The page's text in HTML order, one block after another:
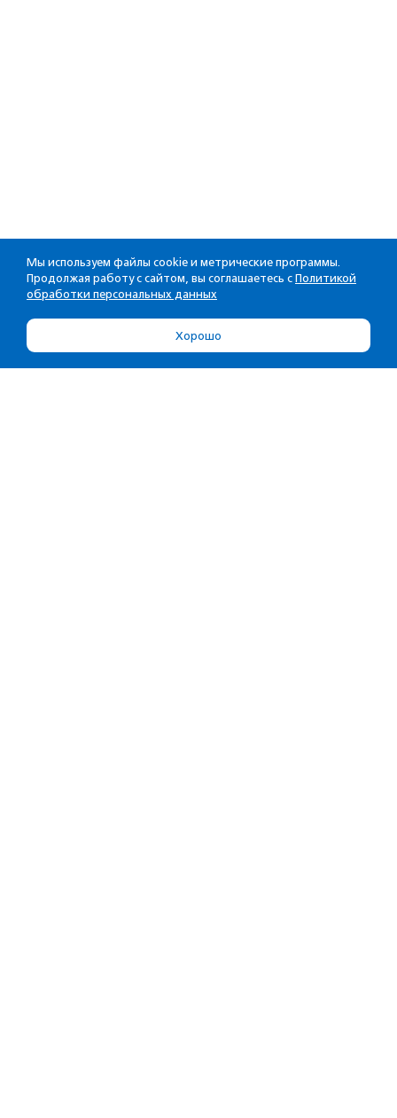
Мы используем файлы cookie и метрические программы.
Продолжая работу с сайтом, вы соглашаетесь с Политикой
обработки персональных данных
Хорошо